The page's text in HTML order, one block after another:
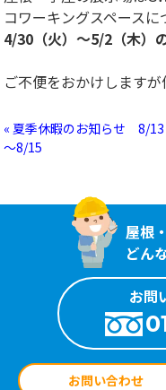
コワーキングスペース
4/30（火）～5/2（木）
ご不便をおかけしますが
« 夏季休暇のお知らせ 8/13
～8/15
屋根
どん
お問
お問い合わせ